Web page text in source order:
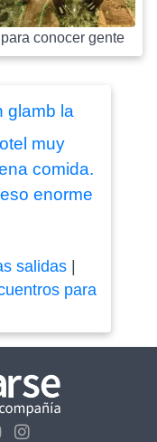
conocer gente
glamb la
muy
comida.
enorme
salidas|
para